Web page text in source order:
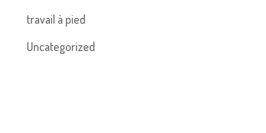
travail à pied
Uncategorized